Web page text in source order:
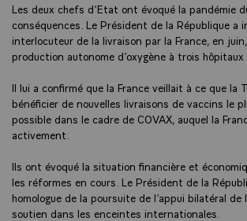
Les deux chefs d’Etat ont évoqué la pandémie
conséquences. Le Président de la République a
interlocuteur de la livraison par la France, en
production autonome d’oxygène à trois hôpitaux
Il lui a confirmé que la France veillait à ce que la
bénéficier de nouvelles livraisons de vaccins le
possible dans le cadre de COVAX, auquel la
activement.
Ils ont évoqué la situation financière et
les réformes en cours. Le Président de la
homologue de la poursuite de l’appui bilatéral de
soutien dans les enceintes internationales.